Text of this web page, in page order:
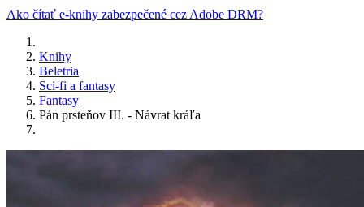
Ako čítať e-knihy zabezpečené cez Adobe DRM?
Knihy
Beletria
Sci-fi a fantasy
Fantasy
Pán prsteňov III. - Návrat kráľa